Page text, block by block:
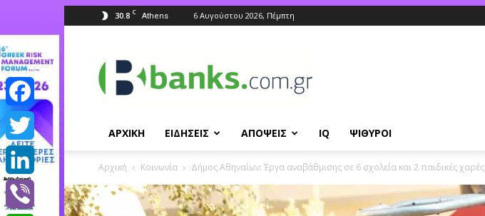
30.8 C Athens 6 Αυγούστου 2026, Πέμπτη
ΑΡΧΙΚΗ ΕΙΔΗΣΕΙΣ ΑΠΟΨΕΙΣ IQ ΨΙΘΥΡΟΙ
Αρχική Κοινωνία Δήμος Αθηναίων: Έργα αναβάθμισης σε 6 σχολεία και 2 παιδικές χαρές
Facebook
Twitter
LinkedIn